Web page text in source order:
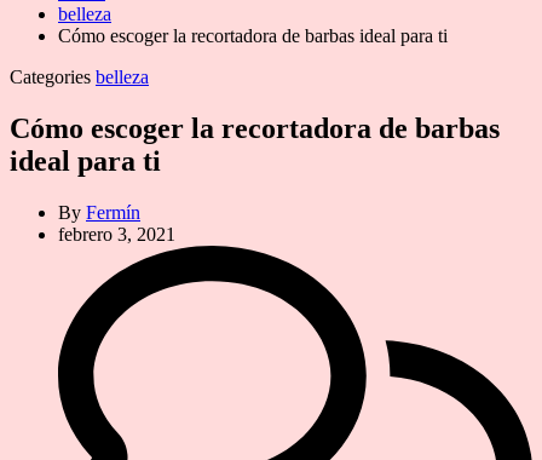
belleza
Cómo escoger la recortadora de barbas ideal para ti
Categories belleza
Cómo escoger la recortadora de barbas
ideal para ti
By Fermín
febrero 3, 2021